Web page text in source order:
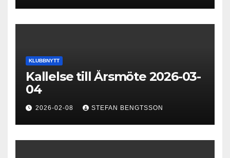
KLUBBNYTT
Kallelse till Årsmöte 2026-03-
04
2026-02-08 STEFAN BENGTSSON